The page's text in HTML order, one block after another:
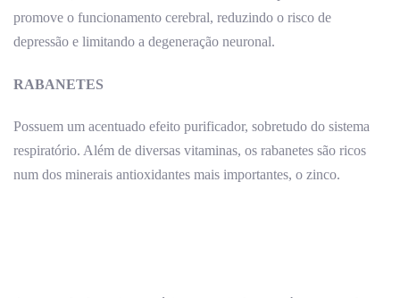
promove o funcionamento cerebral, reduzindo o risco de
depressão e limitando a degeneração neuronal.
RABANETES
Possuem um acentuado efeito purificador, sobretudo do sistema
respiratório. Além de diversas vitaminas, os rabanetes são ricos
num dos minerais antioxidantes mais importantes, o zinco.